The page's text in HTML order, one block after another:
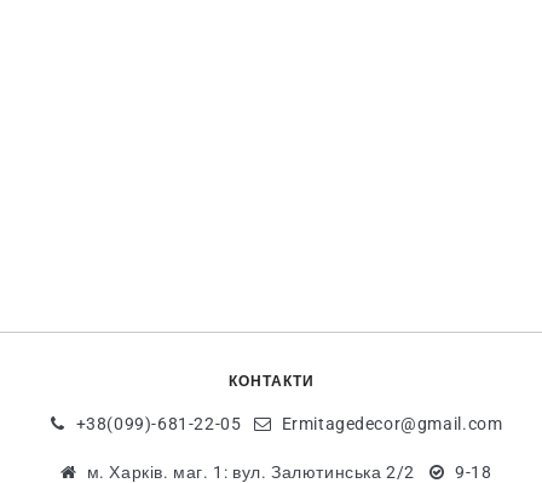
КОНТАКТИ
+38(099)-681-22-05 Ermitagedecor@gmail.com
м. Харків. маг. 1: вул. Залютинська 2/2 9-18